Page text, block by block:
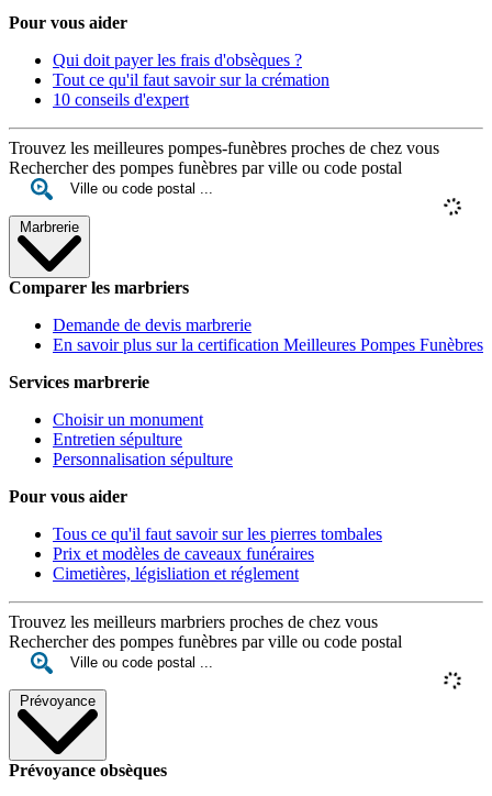
Pour vous aider
Qui doit payer les frais d'obsèques ?
Tout ce qu'il faut savoir sur la crémation
10 conseils d'expert
Trouvez les meilleures pompes-funèbres proches de chez vous
Rechercher des pompes funèbres par ville ou code postal
Marbrerie
Comparer les marbriers
Demande de devis marbrerie
En savoir plus sur la certification Meilleures Pompes Funèbres
Services marbrerie
Choisir un monument
Entretien sépulture
Personnalisation sépulture
Pour vous aider
Tous ce qu'il faut savoir sur les pierres tombales
Prix et modèles de caveaux funéraires
Cimetières, législiation et réglement
Trouvez les meilleurs marbriers proches de chez vous
Rechercher des pompes funèbres par ville ou code postal
Prévoyance
Prévoyance obsèques